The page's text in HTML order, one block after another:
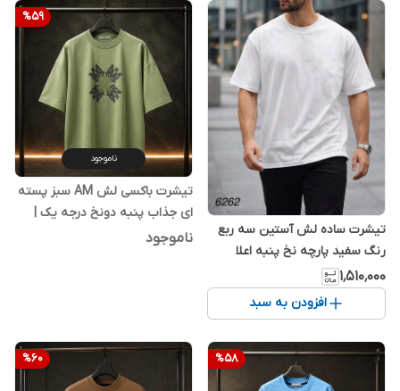
تیشرت ساده لش آستین سه ربع
رنگ سفید پارچه نخ پنبه اعلا
۱٬۵۱۰٬۰۰۰
افزودن به سبد
%59
ناموجود
تیشرت باکسی لش AM سبز پسته
ای جذاب پنبه دونخ درجه یک |
اورجینال دیلم
ناموجود
%58
%60